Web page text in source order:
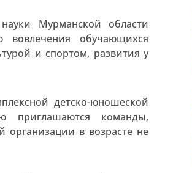
Мурманской области
обучающихся
и спортом, развития у
детско-юношеской
команды,
в возрасте не